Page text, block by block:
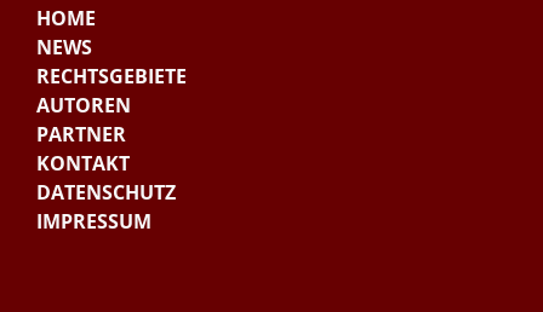
HOME
NEWS
RECHTSGEBIETE
AUTOREN
PARTNER
KONTAKT
DATENSCHUTZ
IMPRESSUM